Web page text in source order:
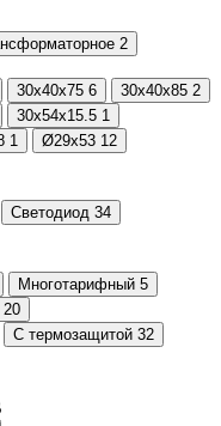
2
30x40x75 6 30x40x85 2
30x54x15.5 1
1 Ø29х53 12
Светодиод 34
Многотарифный 5
20
С термозащитой 32